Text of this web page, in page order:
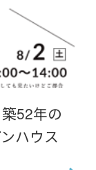
52年の
ハウス